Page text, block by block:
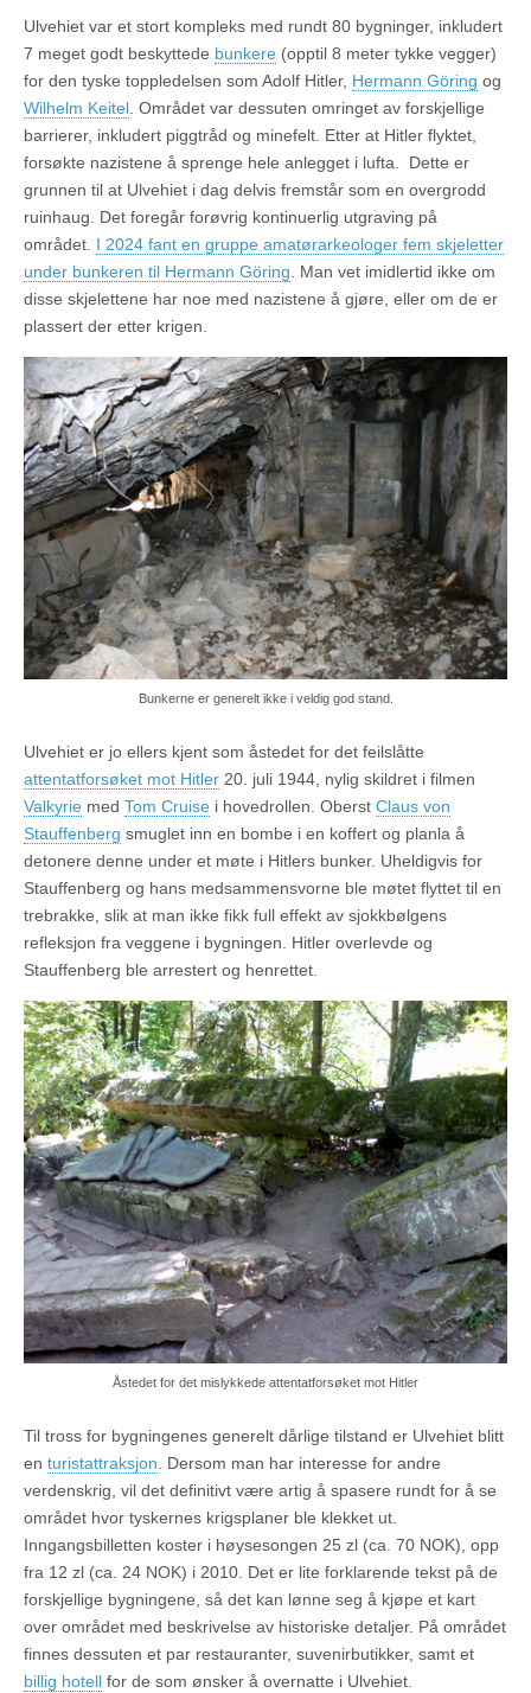
Ulvehiet var et stort kompleks med rundt 80 bygninger, inkludert
7 meget godt beskyttede bunkere (opptil 8 meter tykke vegger)
for den tyske toppledelsen som Adolf Hitler, Hermann Göring og
Wilhelm Keitel . Området var dessuten omringet av forskjellige
barrierer, inkludert piggtråd og minefelt. Etter at Hitler flyktet,
forsøkte nazistene å sprenge hele anlegget i lufta. Dette er
grunnen til at Ulvehiet i dag delvis fremstår som en overgrodd
ruinhaug. Det foregår forøvrig kontinuerlig utgraving på
området. I 2024 fant en gruppe amatørarkeologer fem skjeletter
under bunkeren til Hermann Göring . Man vet imidlertid ikke om
disse skjelettene har noe med nazistene å gjøre, eller om de er
plassert der etter krigen.
Bunkerne er generelt ikke i veldig god stand.
Ulvehiet er jo ellers kjent som åstedet for det feilslåtte
attentatforsøket mot Hitler 20. juli 1944, nylig skildret i filmen
Valkyrie med Tom Cruise i hovedrollen. Oberst Claus von
Stauffenberg smuglet inn en bombe i en koffert og planla å
detonere denne under et møte i Hitlers bunker. Uheldigvis for
Stauffenberg og hans medsammensvorne ble møtet flyttet til en
trebrakke, slik at man ikke fikk full effekt av sjokkbølgens
refleksjon fra veggene i bygningen. Hitler overlevde og
Stauffenberg ble arrestert og henrettet.
Åstedet for det mislykkede attentatforsøket mot Hitler
Til tross for bygningenes generelt dårlige tilstand er Ulvehiet blitt
en turistattraksjon . Dersom man har interesse for andre
verdenskrig, vil det definitivt være artig å spasere rundt for å se
området hvor tyskernes krigsplaner ble klekket ut.
Inngangsbilletten koster i høysesongen 25 zl (ca. 70 NOK), opp
fra 12 zl (ca. 24 NOK) i 2010. Det er lite forklarende tekst på de
forskjellige bygningene, så det kan lønne seg å kjøpe et kart
over området med beskrivelse av historiske detaljer. På området
finnes dessuten et par restauranter, suvenirbutikker, samt et
billig hotell for de som ønsker å overnatte i Ulvehiet.